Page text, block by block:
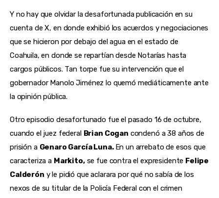
Y no hay que olvidar la desafortunada publicación en su
cuenta de X, en donde exhibió los acuerdos y negociaciones
que se hicieron por debajo del agua en el estado de
Coahuila, en donde se repartían desde Notarías hasta
cargos públicos. Tan torpe fue su intervención que el
gobernador Manolo Jiménez lo quemó mediáticamente ante
la opinión pública.
Otro episodio desafortunado fue el pasado 16 de octubre,
cuando el juez federal Brian Cogan condenó a 38 años de
prisión a Genaro García Luna. En un arrebato de esos que
caracteriza a Markito,se fue contra el expresidente Felipe
Calderón y le pidió que aclarara por qué no sabía de los
nexos de su titular de la Policía Federal con el crimen